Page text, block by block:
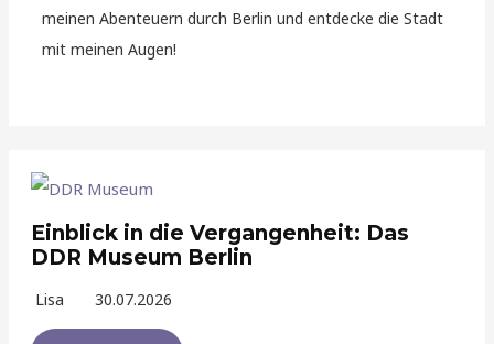
meinen Abenteuern durch Berlin und entdecke die Stadt
mit meinen Augen!
Einblick in die Vergangenheit: Das
DDR Museum Berlin
Lisa 30.07.2026